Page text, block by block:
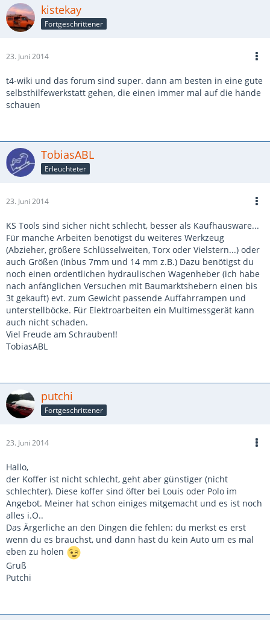
kistekay
Fortgeschrittener
23. Juni 2014
t4-wiki und das forum sind super. dann am besten in eine gute
selbsthilfewerkstatt gehen, die einen immer mal auf die hände
schauen
TobiasABL
Erleuchteter
23. Juni 2014
KS Tools sind sicher nicht schlecht, besser als Kaufhausware...
Für manche Arbeiten benötigst du weiteres Werkzeug
(Abzieher, größere Schlüsselweiten, Torx oder Vielstern...) oder
auch Größen (Inbus 7mm und 14 mm z.B.) Dazu benötigst du
noch einen ordentlichen hydraulischen Wagenheber (ich habe
nach anfänglichen Versuchen mit Baumarktshebern einen bis
3t gekauft) evt. zum Gewicht passende Auffahrrampen und
unterstellböcke. Für Elektroarbeiten ein Multimessgerät kann
auch nicht schaden.
Viel Freude am Schrauben!!
TobiasABL
putchi
Fortgeschrittener
23. Juni 2014
Hallo,
der Koffer ist nicht schlecht, geht aber günstiger (nicht
schlechter). Diese koffer sind öfter bei Louis oder Polo im
Angebot. Meiner hat schon einiges mitgemacht und es ist noch
alles i.O..
Das Ärgerliche an den Dingen die fehlen: du merkst es erst
wenn du es brauchst, und dann hast du kein Auto um es mal
eben zu holen
Gruß
Putchi